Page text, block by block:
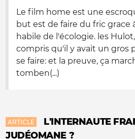
Le film home est une
but est de faire du fric grace
habile de l'écologie. les
compris qu'il y avait un gros
se faire: et la preuve, ça
tomben(...)
ARTICLE
L'INTERNAUTE
JUDÉOMANE ?